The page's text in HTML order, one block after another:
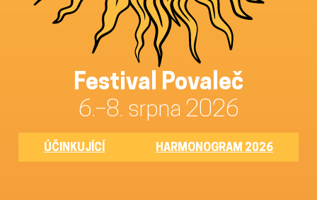
Festival Povaleč
6.–8. srpna 2026
ÚČINKUJÍCÍ HARMONOGRAM 2026